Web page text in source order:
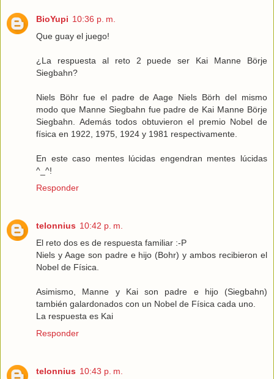
BioYupi 10:36 p. m.
Que guay el juego!
¿La respuesta al reto 2 puede ser Kai Manne Börje
Siegbahn?
Niels Böhr fue el padre de Aage Niels Börh del mismo
modo que Manne Siegbahn fue padre de Kai Manne Börje
Siegbahn. Además todos obtuvieron el premio Nobel de
física en 1922, 1975, 1924 y 1981 respectivamente.
En este caso mentes lúcidas engendran mentes lúcidas
^_^!
Responder
telonnius 10:42 p. m.
El reto dos es de respuesta familiar :-P
Niels y Aage son padre e hijo (Bohr) y ambos recibieron el
Nobel de Física.
Asimismo, Manne y Kai son padre e hijo (Siegbahn)
también galardonados con un Nobel de Física cada uno.
La respuesta es Kai
Responder
telonnius 10:43 p. m.